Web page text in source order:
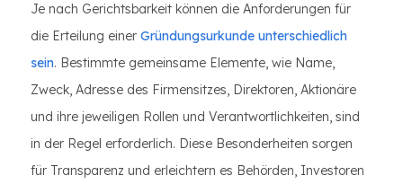
Je nach Gerichtsbarkeit können die Anforderungen für
die Erteilung einer Gründungsurkunde unterschiedlich
sein. Bestimmte gemeinsame Elemente, wie Name,
Zweck, Adresse des Firmensitzes, Direktoren, Aktionäre
und ihre jeweiligen Rollen und Verantwortlichkeiten, sind
in der Regel erforderlich. Diese Besonderheiten sorgen
für Transparenz und erleichtern es Behörden, Investoren